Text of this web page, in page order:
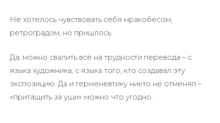
Не хотелось чувствовать себя мракобесом,
ретроградом, но пришлось.
Да, можно свалить всё на трудности перевода – с
языка художника, с языка того, кто создавал эту
экспозицию. Да и герменевтику никто не отменял –
«притащить за уши» можно что угодно.